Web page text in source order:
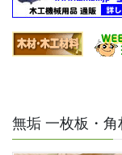
無垢 一枚板・角